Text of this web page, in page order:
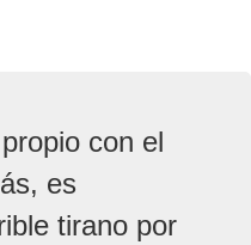
con el
es
tirano por